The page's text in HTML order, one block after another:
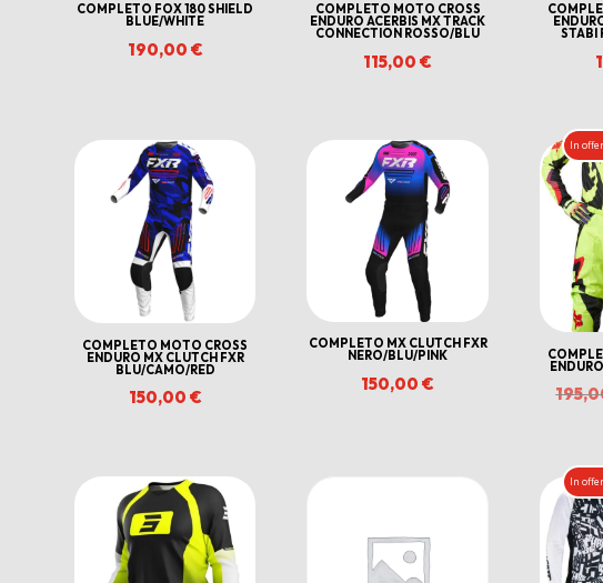
COMPLETO FOX 180 SHIELD
BLUE/WHITE
190,00 €
COMPLETO MOTO CROSS
ENDURO ACERBIS MX TRACK
CONNECTION ROSSO/BLU
115,00€
STABI
COMPLETO MOTO CROSS
ENDURO MX CLUTCH FXR
BLU/CAMO/RED
150,00 €
COMPLETO MX CLUTCH FXR
NERO/BLU/PINK
150,00€
In
In